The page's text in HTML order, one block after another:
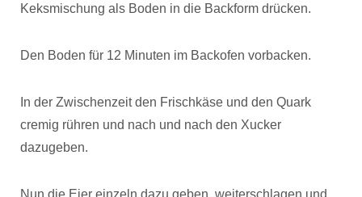
Keksmischung als Boden in die Backform drücken.
Den Boden für 12 Minuten im Backofen vorbacken.
In der Zwischenzeit den Frischkäse und den Quark
cremig rühren und nach und nach den Xucker
dazugeben.